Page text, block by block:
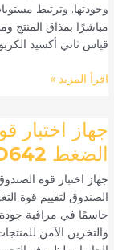
وجودتها. وترتبط
مباشرًا بمذاق المنتج
قياس ثاني أكسيد
نضارة
المشروبات
وجودتها
اقرأ المزيد »
جهاز اختبار
الضغط ASTM D642 ASTM D642
الصندوق لتقييم قوة
حاسمًا في مراقبة جودة
والتخزين الآمن
جهاز
اختبار
قوة
الصندوق
لتقييم
دقيق
لقوة